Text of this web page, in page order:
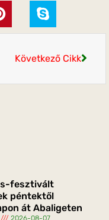
Következő Cikk
fesztivált
péntektől
át Abaligeten
2026-08-07